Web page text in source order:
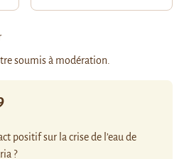
soumis à modération.
positif sur la crise de l’eau de
?